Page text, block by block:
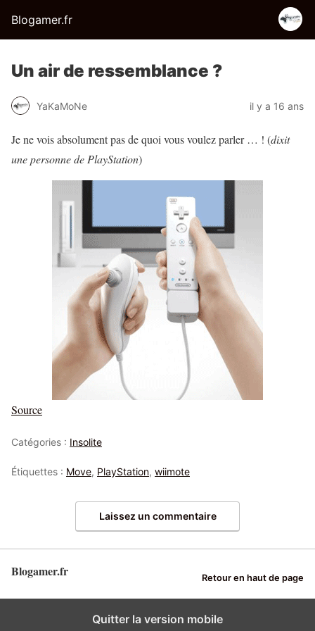
Blogamer.fr
Un air de ressemblance ?
YaKaMoNe il y a 16 ans
Je ne vois absolument pas de quoi vous voulez parler … ! (dixit
une personne de PlayStation)
Source
Catégories : Insolite
Étiquettes : Move, PlayStation, wiimote
Laissez un commentaire
Blogamer.fr Retour en haut de page
Quitter la version mobile